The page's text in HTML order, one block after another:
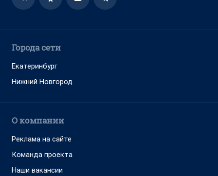
Города сети
Екатеринбург
Нижний Новгород
О компании
Реклама на сайте
Команда проекта
Наши вакансии